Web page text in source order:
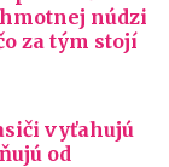
núdzi
za tým stojí
vyťahujú
od